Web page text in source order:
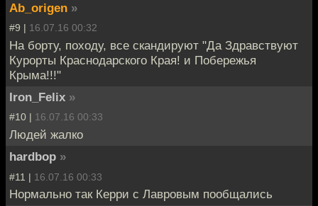
Ab_origen »
#9 | 16.07.16 00:32
На борту, походу, все скандируют "Да Здравствуют
Курорты Краснодарского Края! и Побережья
Крыма!!!"
Iron_Felix »
#10 | 16.07.16 00:33
Людей жалко
hardbop »
#11 | 16.07.16 00:33
Нормально так Керри с Лавровым пообщались